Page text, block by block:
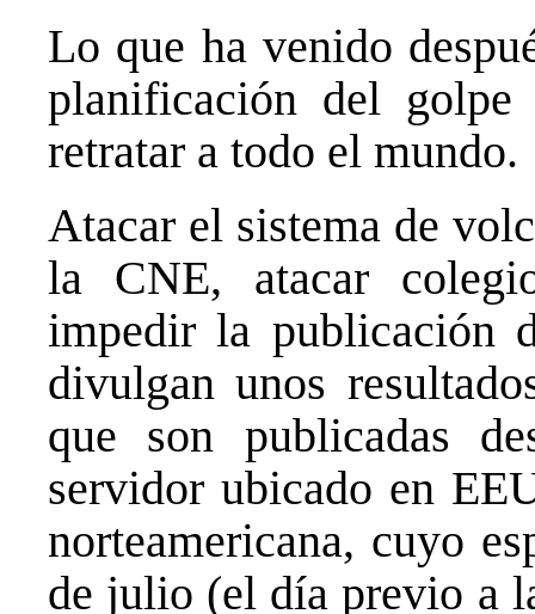
Lo que ha venido
planificación del
retratar a todo el mundo.
Atacar el sistema de
la CNE, atacar
impedir la publicación
divulgan unos
que son publicadas
servidor ubicado en
norteamericana, cuyo
de julio (el día previo a